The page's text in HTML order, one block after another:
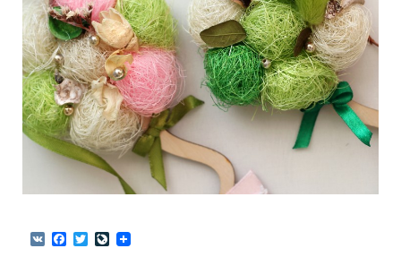
V T L